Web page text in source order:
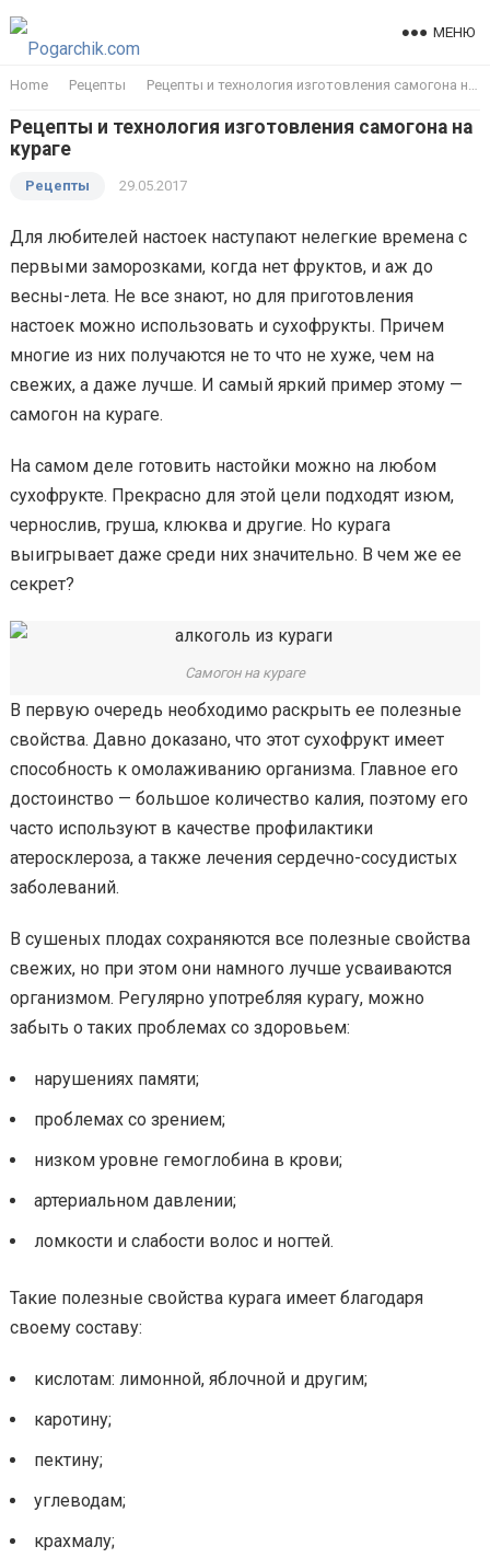
МЕНЮ
Home Рецепты Рецепты и технология изготовления самогона на кураге
Рецепты и технология изготовления самогона на
кураге
Рецепты 29.05.2017
Для любителей настоек наступают нелегкие времена с
первыми заморозками, когда нет фруктов, и аж до
весны-лета. Не все знают, но для приготовления
настоек можно использовать и сухофрукты. Причем
многие из них получаются не то что не хуже, чем на
свежих, а даже лучше. И самый яркий пример этому —
самогон на кураге.
На самом деле готовить настойки можно на любом
сухофрукте. Прекрасно для этой цели подходят изюм,
чернослив, груша, клюква и другие. Но курага
выигрывает даже среди них значительно. В чем же ее
секрет?
Самогон на кураге
В первую очередь необходимо раскрыть ее полезные
свойства. Давно доказано, что этот сухофрукт имеет
способность к омолаживанию организма. Главное его
достоинство — большое количество калия, поэтому его
часто используют в качестве профилактики
атеросклероза, а также лечения сердечно-сосудистых
заболеваний.
В сушеных плодах сохраняются все полезные свойства
свежих, но при этом они намного лучше усваиваются
организмом. Регулярно употребляя курагу, можно
забыть о таких проблемах со здоровьем:
нарушениях памяти;
проблемах со зрением;
низком уровне гемоглобина в крови;
артериальном давлении;
ломкости и слабости волос и ногтей.
Такие полезные свойства курага имеет благодаря
своему составу:
кислотам: лимонной, яблочной и другим;
каротину;
пектину;
углеводам;
крахмалу;